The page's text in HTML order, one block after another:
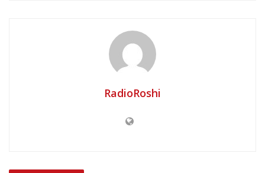
RadioRoshi